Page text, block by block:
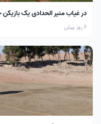
در غیاب منیر الحدادی یک
6 روز پیش